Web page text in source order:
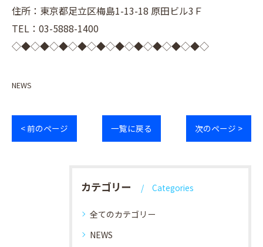
住所：東京都足立区梅島1-13-18 原田ビル3Ｆ
TEL：03-5888-1400
◇◆◇◆◇◆◇◆◇◆◇◆◇◆◇◆◇◆◇◆◇
NEWS
< 前のページ 一覧に戻る 次のページ >
カテゴリー Categories
全てのカテゴリー
NEWS